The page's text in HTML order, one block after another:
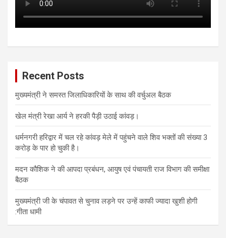
Recent Posts
मुख्यमंत्री ने समस्त जिलाधिकारियों के साथ की वर्चुअल बैठक
खेल मंत्री रेखा आर्य ने हरकी पैड़ी उठाई कांवड़।
धर्मनगरी हरिद्वार में चल रहे कांवड़ मेले में पहुंचने वाले शिव भक्तों की संख्या 3
करोड़ के पार हो चुकी है।
मदन कौशिक ने की आपदा प्रबंधन, आयुष एवं पंचायती राज विभाग की समीक्षा
बैठक
मुख्यमंत्री जी के चंपावत से चुनाव लड़ने पर उन्हें काफी ज्यादा खुशी होगी
:गीता धामी